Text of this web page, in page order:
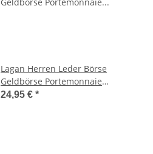
Lagan Herren Leder Börse
Geldbörse Portemonnaie
Geldbeutel Brieftasche Braun
24,95 € *